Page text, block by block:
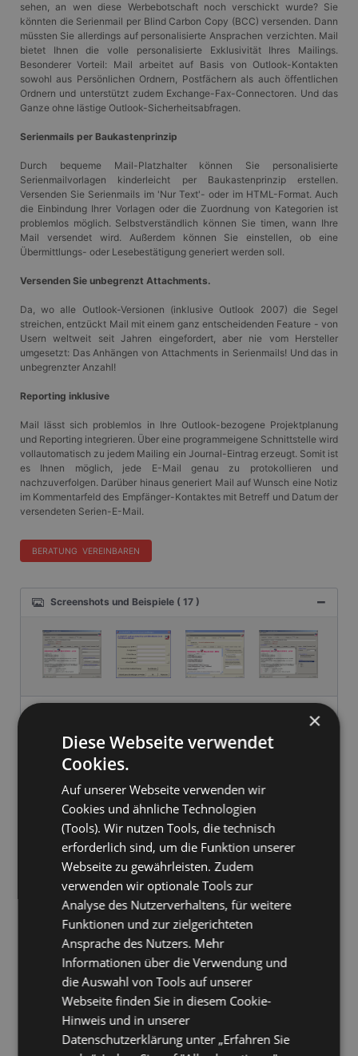
sehen, an wen diese Werbebotschaft noch verschickt wurde? Sie
könnten die Serienmail per Blind Carbon Copy (BCC) versenden. Dann
müssten Sie allerdings auf personalisierte Ansprachen verzichten. Mail
bietet Ihnen die volle personalisierte Exklusivität Ihres Mailings.
Besonderer Vorteil: Mail arbeitet auf Basis von Outlook-Kontakten
sowohl aus Persönlichen Ordnern, Postfächern als auch öffentlichen
Ordnern und unterstützt zudem Exchange-Fax-Connectoren. Und das
Ganze ohne lästige Outlook-Sicherheitsabfragen.
Serienmails per Baukastenprinzip
Durch bequeme Mail-Platzhalter können Sie personalisierte
Serienmailvorlagen kinderleicht per Baukastenprinzip erstellen.
Versenden Sie Serienmails im 'Nur Text'- oder im HTML-Format. Auch
die Einbindung Ihrer Vorlagen oder die Zuordnung von Kategorien ist
problemlos möglich. Selbstverständlich können Sie timen, wann Ihre
Mail versendet wird. Außerdem können Sie einstellen, ob eine
Übermittlungs- oder Lesebestätigung generiert werden soll.
Versenden Sie unbegrenzt Attachments.
Da, wo alle Outlook-Versionen (inklusive Outlook 2007) die Segel
streichen, entzückt Mail mit einem ganz entscheidenden Feature - von
Usern weltweit seit Jahren eingefordert, aber nie vom Hersteller
umgesetzt: Das Anhängen von Attachments in Serienmails! Und das in
unbegrenzter Anzahl!
Reporting inklusive
Mail lässt sich problemlos in Ihre Outlook-bezogene Projektplanung
und Reporting integrieren. Über eine programmeigene Schnittstelle wird
vollautomatisch zu jedem Mailing ein Journal-Eintrag erzeugt. Somit ist
es Ihnen möglich, jede E-Mail genau zu protokollieren und
nachzuverfolgen. Darüber hinaus generiert Mail auf Wunsch eine Notiz
im Kommentarfeld des Empfänger-Kontaktes mit Betreff und Datum der
versendeten Serien-E-Mail.
BERATUNG VEREINBAREN
Screenshots und Beispiele (17)
Kaufen
System
Referenzen ( 894 )
Releases
Download
OLXMail - Personalisiertes Serienmail [Setup Plugin Download]
FlyerMail
18.637
Anwender
894
Installationen
×
Diese Webseite verwendet
Cookies.
Auf unserer Webseite verwenden wir
Cookies und ähnliche Technologien
(Tools). Wir nutzen Tools, die technisch
erforderlich sind, um die Funktion unserer
Webseite zu gewährleisten. Zudem
verwenden wir optionale Tools zur
Analyse des Nutzerverhaltens, für weitere
Funktionen und zur zielgerichteten
Ansprache des Nutzers. Mehr
Informationen über die Verwendung und
die Auswahl von Tools auf unserer
Webseite finden Sie in diesem Cookie-
Hinweis und in unserer
Datenschutzerklärung unter „Erfahren Sie